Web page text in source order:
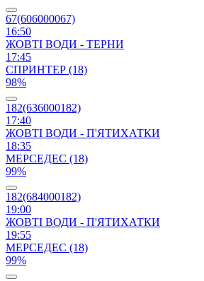
67(606000067)
16:50
ЖОВТІ ВОДИ - ТЕРНИ
17:45
СПРИНТЕР (18)
98%
182(636000182)
17:40
ЖОВТІ ВОДИ - П'ЯТИХАТКИ
18:35
МЕРСЕДЕС (18)
99%
182(684000182)
19:00
ЖОВТІ ВОДИ - П'ЯТИХАТКИ
19:55
МЕРСЕДЕС (18)
99%